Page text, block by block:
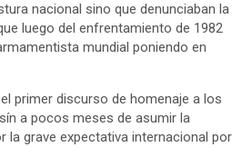
nacional sino que denunciaban la
luego del enfrentamiento de 1982
mundial poniendo en
primer discurso de homenaje a los
a pocos meses de asumir la
grave expectativa internacional por